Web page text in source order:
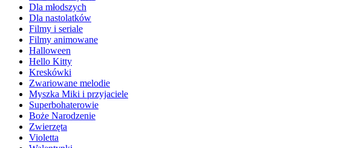
Dla młodszych
Dla nastolatków
Filmy i seriale
Filmy animowane
Halloween
Hello Kitty
Kreskówki
Zwariowane melodie
Myszka Miki i przyjaciele
Superbohaterowie
Boże Narodzenie
Zwierzęta
Violetta